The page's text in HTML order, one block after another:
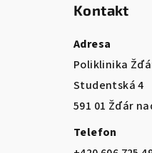
Kontakt
Adresa
Poliklinika
Studentská 4
591 01 Žďár
Telefon